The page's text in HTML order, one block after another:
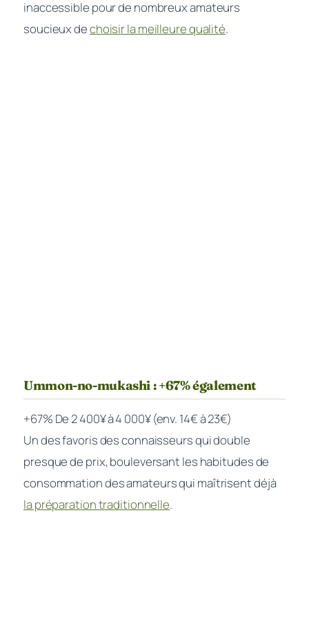
inaccessible pour de nombreux amateurs
soucieux dechoisir la meilleure qualité.
Ummon-no-mukashi : +67% également
+67% De 2 400¥ à 4 000¥ (env. 14€ à 23€)
Un des favoris des connaisseurs qui double
presque de prix, bouleversant les habitudes de
consommation des amateurs qui maîtrisent déjà
la préparation traditionnelle.